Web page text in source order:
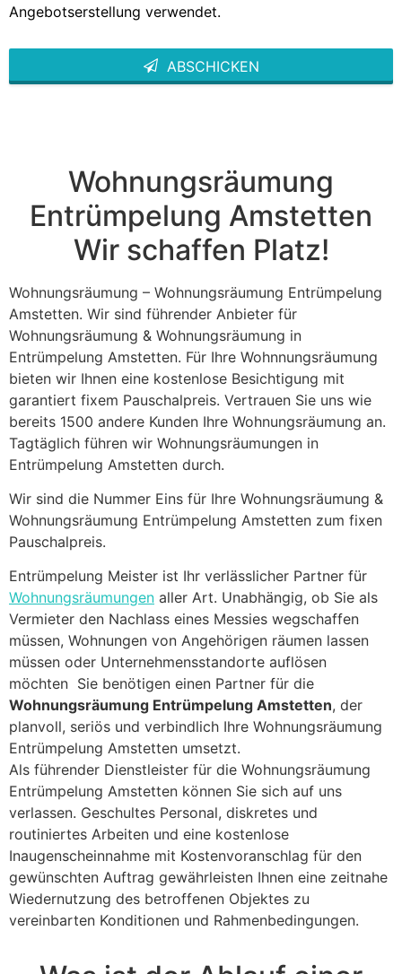
Angebotserstellung verwendet.
ABSCHICKEN
Wohnungsräumung
Entrümpelung Amstetten
Wir schaffen Platz!
Wohnungsräumung – Wohnungsräumung Entrümpelung
Amstetten. Wir sind führender Anbieter für
Wohnungsräumung & Wohnungsräumung in
Entrümpelung Amstetten. Für Ihre Wohnnungsräumung
bieten wir Ihnen eine kostenlose Besichtigung mit
garantiert fixem Pauschalpreis. Vertrauen Sie uns wie
bereits 1500 andere Kunden Ihre Wohnungsräumung an.
Tagtäglich führen wir Wohnungsräumungen in
Entrümpelung Amstetten durch.
Wir sind die Nummer Eins für Ihre Wohnungsräumung &
Wohnungsräumung Entrümpelung Amstetten zum fixen
Pauschalpreis.
Entrümpelung Meister ist Ihr verlässlicher Partner für
Wohnungsräumungen aller Art. Unabhängig, ob Sie als
Vermieter den Nachlass eines Messies wegschaffen
müssen, Wohnungen von Angehörigen räumen lassen
müssen oder Unternehmensstandorte auflösen
möchten Sie benötigen einen Partner für die
Wohnungsräumung Entrümpelung Amstetten, der
planvoll, seriös und verbindlich Ihre Wohnungsräumung
Entrümpelung Amstetten umsetzt.
Als führender Dienstleister für die Wohnungsräumung
Entrümpelung Amstetten können Sie sich auf uns
verlassen. Geschultes Personal, diskretes und
routiniertes Arbeiten und eine kostenlose
Inaugenscheinnahme mit Kostenvoranschlag für den
gewünschten Auftrag gewährleisten Ihnen eine zeitnahe
Wiedernutzung des betroffenen Objektes zu
vereinbarten Konditionen und Rahmenbedingungen.